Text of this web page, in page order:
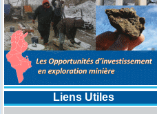
Liens Utiles